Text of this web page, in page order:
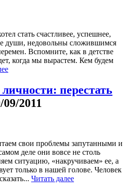
стать счастливее, успешнее,
души, недовольны сложившимся
Вспомните, как в детстве
когда мы вырастем. Кем будем
перестать
09/2011
свои проблемы запутанными и
деле они вовсе не столь
ситуацию, «накручиваем» ее, а
только в нашей голове. Человек
Читать далее